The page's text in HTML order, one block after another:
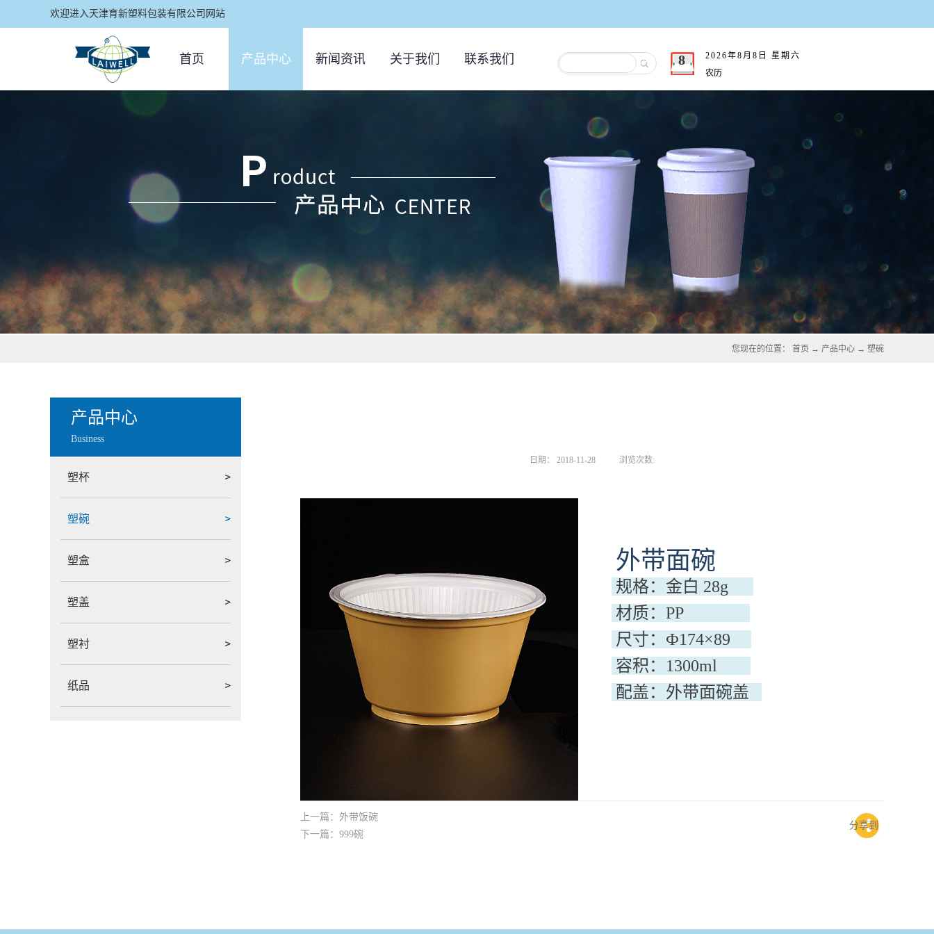
欢迎进入天津育新塑料包装有限公司网站
首页 产品中心 新闻资讯 关于我们 联系我们 2026年8月 8日 星期六
8
农历
您现在的位置： 首页 → 产品中心 → 塑碗
产品中心
Business
塑杯
塑碗
塑盒
塑盖
塑衬
纸品
日期： 2018-11-28 浏览次数:
外带面碗
规格：金白 28g
材质：PP
尺寸：Ф174×89
容积：1300ml
配盖：外带面碗盖
上一篇： 外带饭碗
下一篇： 999碗
分享到